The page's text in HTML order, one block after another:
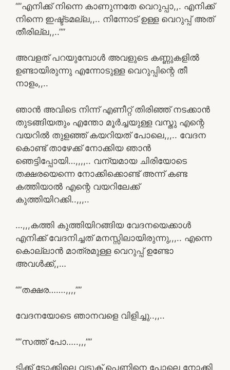
“”എനിക്ക് നിന്നെ കാണുന്നതേ വെറുപ്പാ,,. എനിക്ക്
നിന്നെ ഇഷ്ട്ടമല്ല,,.. നിന്നോട് ഉള്ള വെറുപ്പ് അത്
തീരില്ല,,..””
അവളത് പറയുമ്പോൾ അവളുടെ കണ്ണുകളിൽ
ഉണ്ടായിരുന്നു എന്നോടുള്ള വെറുപ്പിന്റെ തീ
നാളം,,..
ഞാൻ അവിടെ നിന്ന് എണീറ്റ് തിരിഞ്ഞ് നടക്കാൻ
തുടങ്ങിയതും എന്തോ മൂർച്ചയുള്ള വസ്തു എന്റെ
വയറിൽ തുളഞ്ഞ് കയറിയത് പോലെ,,,.. വേദന
കൊണ്ട് താഴേക്ക് നോക്കിയ ഞാൻ
ഞെട്ടിപ്പോയി…,,,,.. വന്യമായ ചിരിയോടെ
തക്ഷരയെന്നെ നോക്കിക്കൊണ്ട് അന്ന് കണ്ട
കത്തിയാൽ എന്റെ വയറിലേക്ക്
കുത്തിയിറക്കി..,,,..
…,,,കത്തി കുത്തിയിറങ്ങിയ വേദനയെക്കാൾ
എനിക്ക് വേദനിച്ചത് മനസ്സിലായിരുന്നു,,,.. എന്നെ
കൊല്ലാൻ മാത്രമുള്ള വെറുപ്പ് ഉണ്ടോ
അവൾക്ക്,,…
“”തക്ഷര…….,,,,””
വേദനയോടെ ഞാനവളെ വിളിച്ചു..,,..
“”സത്ത് പോ…..,,,””
ടിക്ക് ടോക്കിലെ വടുക് പെണ്ണിനെ പോലെ നോക്കി